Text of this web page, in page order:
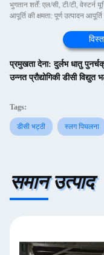
भुगतान शर्तें: एल/सी, टी/टी, वेस्टर्न
आपूर्ति की क्षमता: पूर्ण उत्पादन
प्रमुखता देना:दुर्लभ धातु
उन्नत प्रौद्योगिकी डीसी विद्युत
Tags:
डीसी भट्ठी स्लग पिघलना
समान उत्पाद